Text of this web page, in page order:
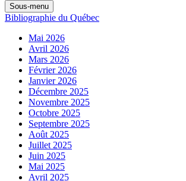
Sous-menu
Bibliographie du Québec
Mai 2026
Avril 2026
Mars 2026
Février 2026
Janvier 2026
Décembre 2025
Novembre 2025
Octobre 2025
Septembre 2025
Août 2025
Juillet 2025
Juin 2025
Mai 2025
Avril 2025